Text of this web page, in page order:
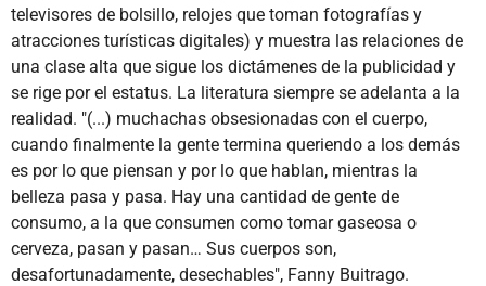
televisores de bolsillo, relojes que toman fotografías y
atracciones turísticas digitales) y muestra las relaciones de
una clase alta que sigue los dictámenes de la publicidad y
se rige por el estatus. La literatura siempre se adelanta a la
realidad. "(...) muchachas obsesionadas con el cuerpo,
cuando finalmente la gente termina queriendo a los demás
es por lo que piensan y por lo que hablan, mientras la
belleza pasa y pasa. Hay una cantidad de gente de
consumo, a la que consumen como tomar gaseosa o
cerveza, pasan y pasan… Sus cuerpos son,
desafortunadamente, desechables", Fanny Buitrago.